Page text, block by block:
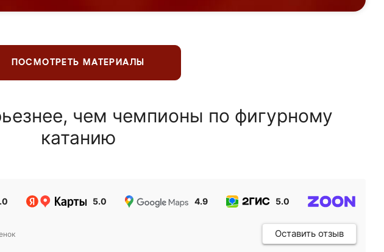
ПОСМОТРЕТЬ МАТЕРИАЛЫ
чем чемпионы по фигурному
катанию
5.0 4.9 5.0
Оставить отзыв